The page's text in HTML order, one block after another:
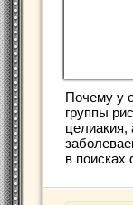
Почему у
группы
целиакия,
в поисках